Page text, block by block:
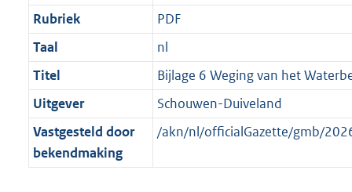
Rubriek
PDF
Taal
nl
Titel
Bijlage 6 Weging van het
Uitgever
Schouwen-Duiveland
Vastgesteld door
bekendmaking
/akn/nl/officialGazette/gmb/